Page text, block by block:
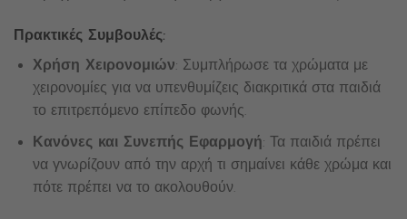
Πρακτικές Συμβουλές:
Χρήση Χειρονομιών: Συμπλήρωσε τα χρώματα με
χειρονομίες για να υπενθυμίζεις διακριτικά στα παιδιά
το επιτρεπόμενο επίπεδο φωνής.
Κανόνες και Συνεπής Εφαρμογή: Τα παιδιά πρέπει
να γνωρίζουν από την αρχή τι σημαίνει κάθε χρώμα και
πότε πρέπει να το ακολουθούν.